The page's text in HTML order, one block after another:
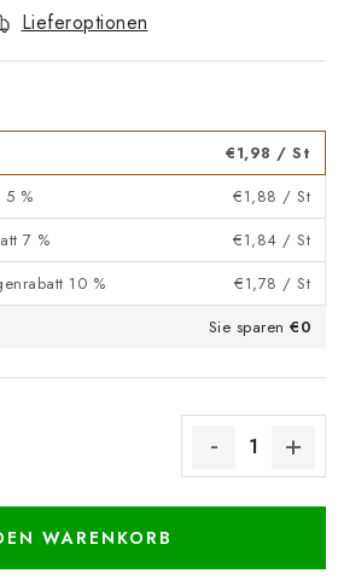
Lieferoptionen
€1,98 / St
%
€1,88 / St
7 %
€1,84 / St
10 %
€1,78 / St
Sie sparen €0
WARENKORB